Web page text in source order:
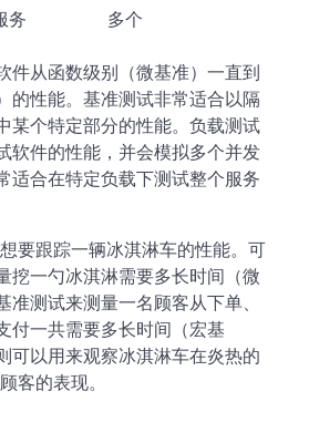
务 多个
件从函数级别（微基准）一直到
的性能。基准测试非常适合以隔
某个特定部分的性能。负载测试
软件的性能，并会模拟多个并发
适合在特定负载下测试整个服务
要跟踪一辆冰淇淋车的性能。可
挖一勺冰淇淋需要多长时间（微
准测试来测量一名顾客从下单、
付一共需要多长时间（宏基
可以用来观察冰淇淋车在炎热的
客的表现。